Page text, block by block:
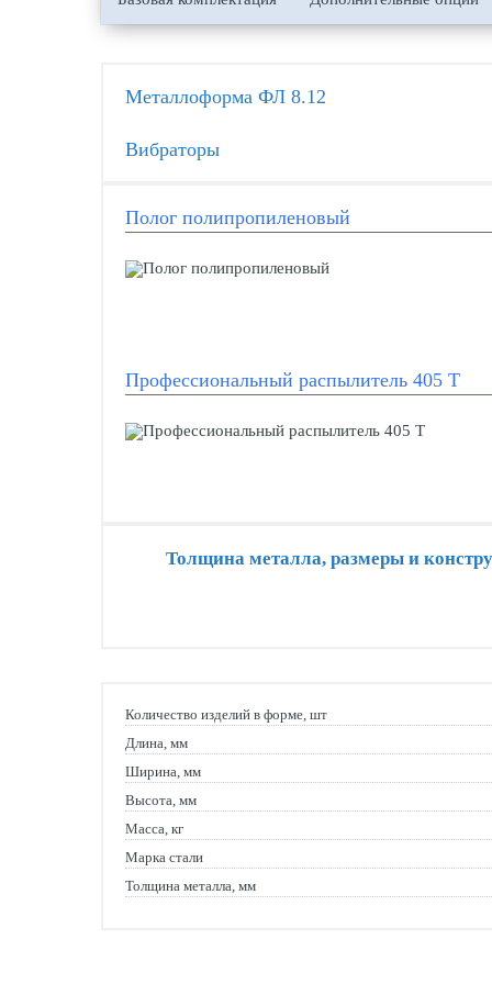
Металлоформа ФЛ 8.12
Вибраторы
Полог полипропиленовый
Профессиональный распылитель 405 Т
Толщина металла, размеры и
Количество изделий в форме, шт
Длина, мм
Ширина, мм
Высота, мм
Масса, кг
Марка стали
Толщина металла, мм